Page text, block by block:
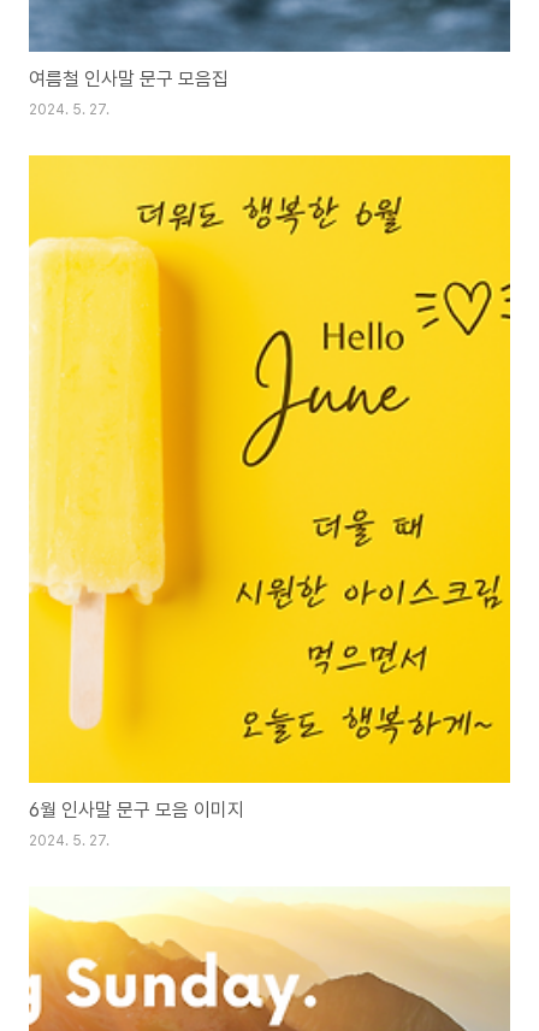
여름철 인사말 문구 모음집
2024. 5. 27.
6월 인사말 문구 모음 이미지
2024. 5. 27.